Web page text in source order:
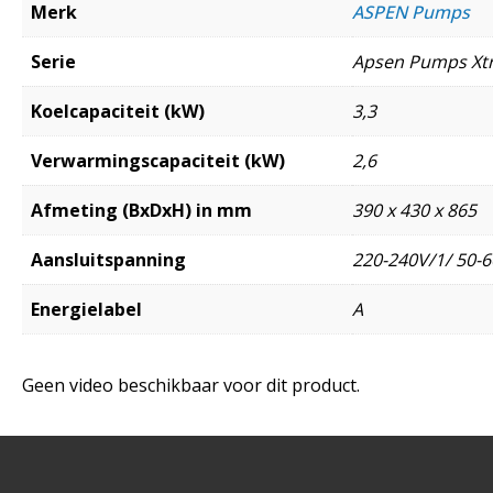
Merk ASPEN Pumps
Serie Apsen Pumps
Koelcapaciteit (kW) 3,3
Verwarmingscapaciteit (kW) 2,6
Afmeting (BxDxH) in mm 390 x 430 x 865
Aansluitspanning 220-240V/1/ 50-
Energielabel A
Geen video beschikbaar voor dit product.